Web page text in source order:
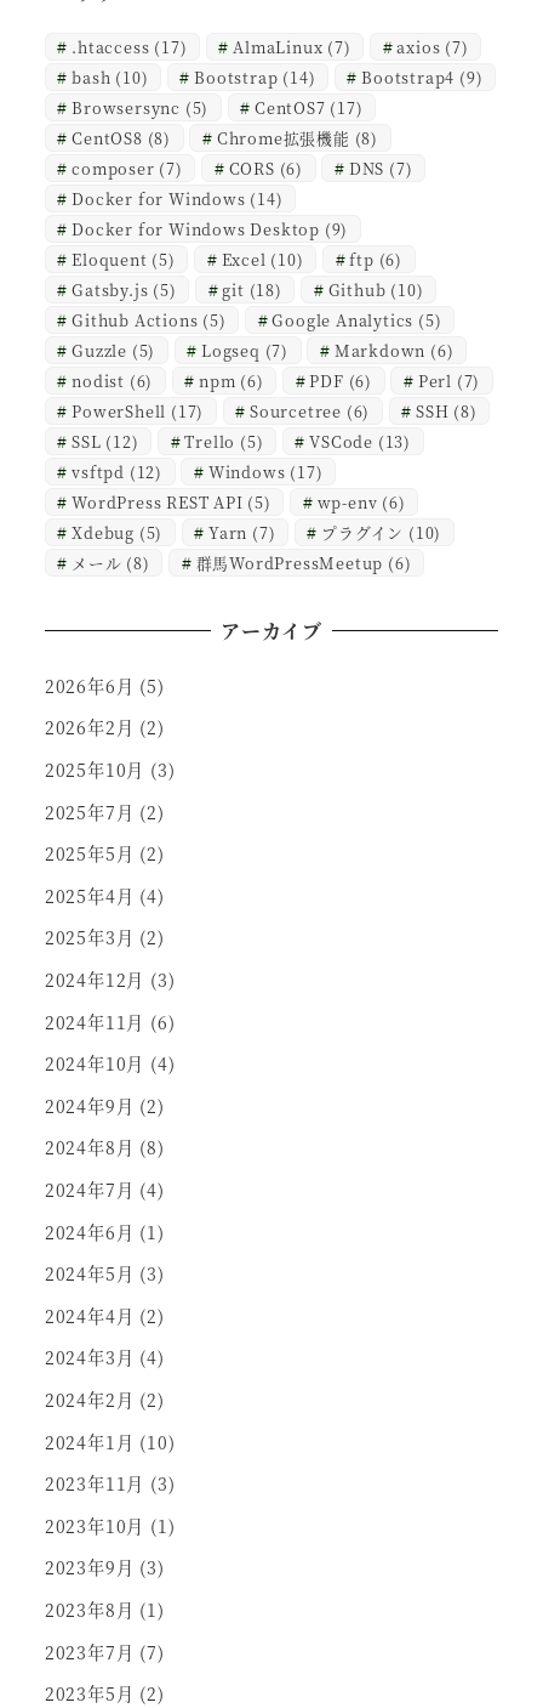
.htaccess (17) AlmaLinux (7) axios (7)
bash (10) Bootstrap (14) Bootstrap4 (9)
Browsersync (5) CentOS7 (17)
CentOS8 (8) Chrome拡張機能 (8)
composer (7) CORS (6) DNS (7)
Docker for Windows (14)
Docker for Windows Desktop (9)
Eloquent (5) Excel (10) ftp (6)
Gatsby.js (5) git (18) Github (10)
Github Actions (5) Google Analytics (5)
Guzzle (5) Logseq (7) Markdown (6)
nodist (6) npm (6) PDF (6) Perl (7)
PowerShell (17) Sourcetree (6) SSH (8)
SSL (12) Trello (5) VSCode (13)
vsftpd (12) Windows (17)
WordPress REST API (5) wp-env (6)
Xdebug (5) Yarn (7) プラグイン (10)
メール (8) 群馬WordPressMeetup (6)
アーカイブ
2026年6月 (5)
2026年2月 (2)
2025年10月 (3)
2025年7月 (2)
2025年5月 (2)
2025年4月 (4)
2025年3月 (2)
2024年12月 (3)
2024年11月 (6)
2024年10月 (4)
2024年9月 (2)
2024年8月 (8)
2024年7月 (4)
2024年6月 (1)
2024年5月 (3)
2024年4月 (2)
2024年3月 (4)
2024年2月 (2)
2024年1月 (10)
2023年11月 (3)
2023年10月 (1)
2023年9月 (3)
2023年8月 (1)
2023年7月 (7)
2023年5月 (2)